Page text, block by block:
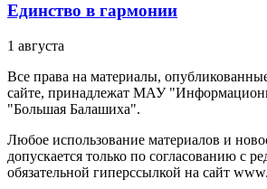
Единство в гармонии
1 августа
Все права на материалы,
сайте, принадлежат МАУ
"Большая Балашиха".
Любое использование материалов и
допускается только по согласованию с
обязательной гиперссылкой на сайт